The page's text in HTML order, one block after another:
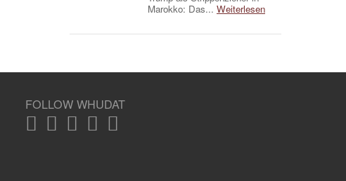
Marokko: Das... Weiterlesen
FOLLOW WHUDAT